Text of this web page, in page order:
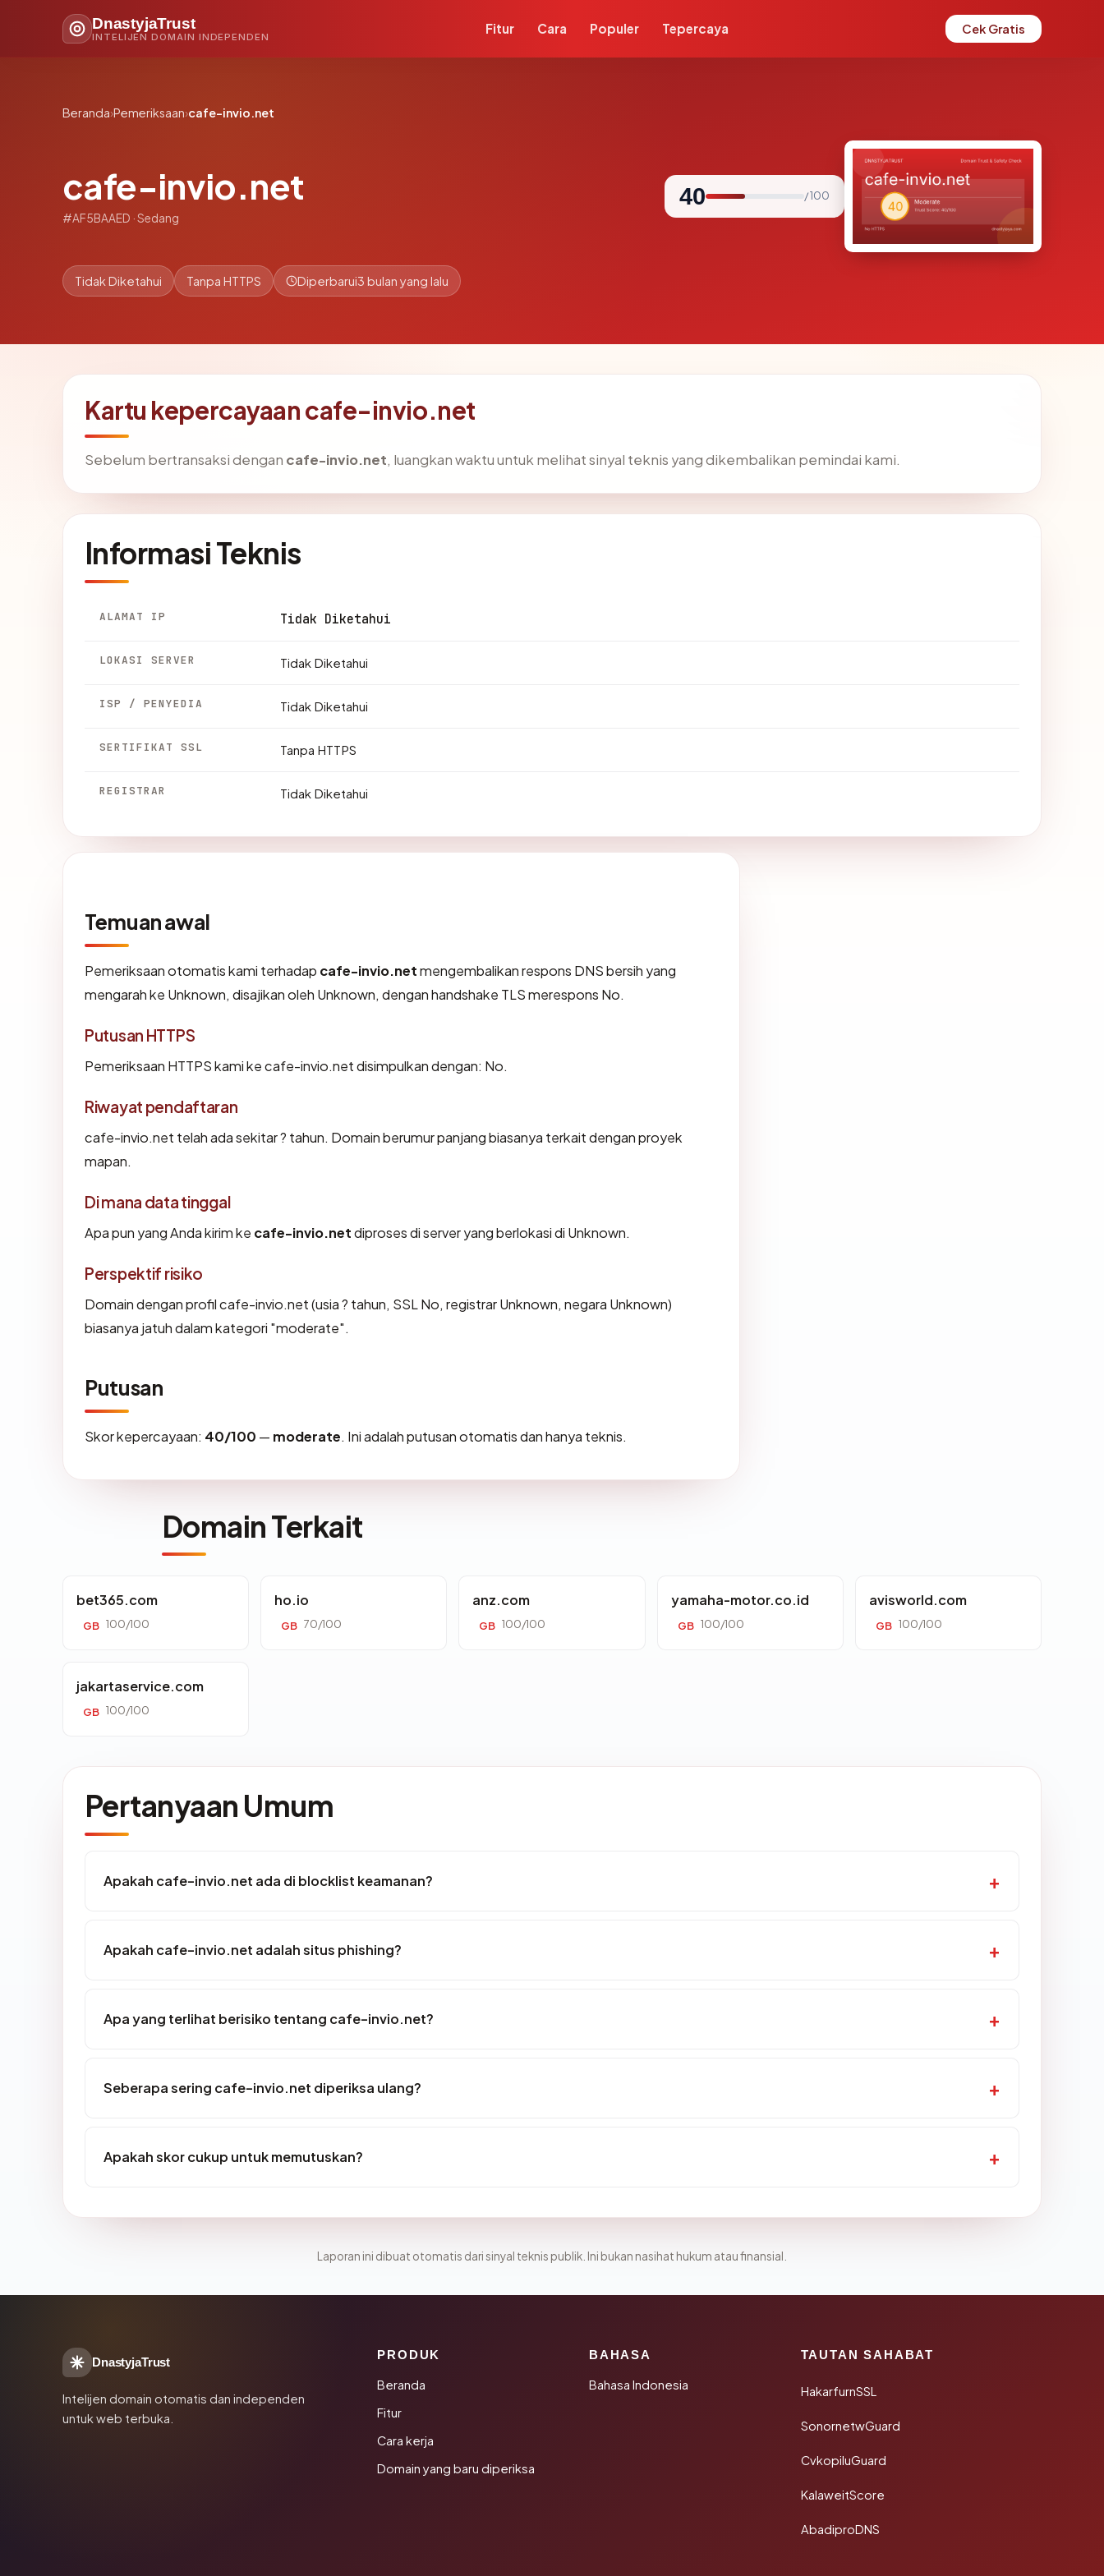
DnastyjaTrust
INTELIJEN DOMAIN INDEPENDEN
Fitur Cara Populer Tepercaya Cek Gratis
Beranda›Pemeriksaan›cafe-invio.net
cafe-invio.net
#AF5BAAED · Sedang
40 / 100
Tidak Diketahui Tanpa HTTPS Diperbarui3 bulan yang lalu
Kartu kepercayaan cafe-invio.net
Sebelum bertransaksi dengan cafe-invio.net, luangkan waktu untuk melihat sinyal teknis yang dikembalikan pemindai kami.
Informasi Teknis
ALAMAT IP Tidak Diketahui
LOKASI SERVER Tidak Diketahui
ISP / PENYEDIA Tidak Diketahui
SERTIFIKAT SSL Tanpa HTTPS
REGISTRAR Tidak Diketahui
Temuan awal
Pemeriksaan otomatis kami terhadap cafe-invio.netmengembalikan respons DNS bersih yang
mengarah ke Unknown, disajikan oleh Unknown, dengan handshake TLS merespons No.
Putusan HTTPS
Pemeriksaan HTTPS kami ke cafe-invio.net disimpulkan dengan: No.
Riwayat pendaftaran
cafe-invio.net telah ada sekitar ? tahun. Domain berumur panjang biasanya terkait dengan proyek
mapan.
Di mana data tinggal
Apa pun yang Anda kirim ke cafe-invio.netdiproses di server yang berlokasi di Unknown.
Perspektif risiko
Domain dengan profil cafe-invio.net (usia ? tahun, SSL No, registrar Unknown, negara Unknown)
biasanya jatuh dalam kategori "moderate".
Putusan
Skor kepercayaan: 40/100 — moderate. Ini adalah putusan otomatis dan hanya teknis.
Domain Terkait
bet365.com
GB 100/100
ho.io
GB 70/100
anz.com
GB 100/100
yamaha-motor.co.id
GB 100/100
avisworld.com
GB 100/100
jakartaservice.com
GB 100/100
Pertanyaan Umum
Apakah cafe-invio.net ada di blocklist keamanan?
Apakah cafe-invio.net adalah situs phishing?
Apa yang terlihat berisiko tentang cafe-invio.net?
Seberapa sering cafe-invio.net diperiksa ulang?
Apakah skor cukup untuk memutuskan?
Laporan ini dibuat otomatis dari sinyal teknis publik. Ini bukan nasihat hukum atau finansial.
DnastyjaTrust
Intelijen domain otomatis dan independen
untuk web terbuka.
PRODUK
Beranda
Fitur
Cara kerja
Domain yang baru diperiksa
BAHASA
Bahasa Indonesia
TAUTAN SAHABAT
HakarfurnSSL
SonornetwGuard
CvkopiluGuard
KalaweitScore
AbadiproDNS